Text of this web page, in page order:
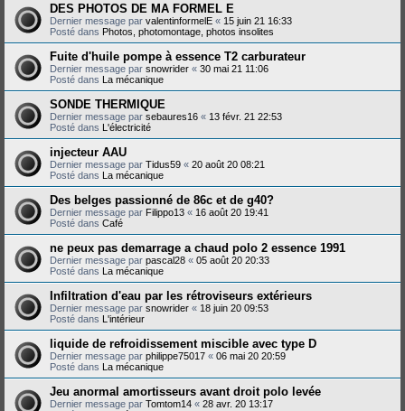
DES PHOTOS DE MA FORMEL E
Dernier message par valentinformelE « 15 juin 21 16:33
Posté dans Photos, photomontage, photos insolites
Fuite d'huile pompe à essence T2 carburateur
Dernier message par snowrider « 30 mai 21 11:06
Posté dans La mécanique
SONDE THERMIQUE
Dernier message par sebaures16 « 13 févr. 21 22:53
Posté dans L'électricité
injecteur AAU
Dernier message par Tidus59 « 20 août 20 08:21
Posté dans La mécanique
Des belges passionné de 86c et de g40?
Dernier message par Filippo13 « 16 août 20 19:41
Posté dans Café
ne peux pas demarrage a chaud polo 2 essence 1991
Dernier message par pascal28 « 05 août 20 20:33
Posté dans La mécanique
Infiltration d'eau par les rétroviseurs extérieurs
Dernier message par snowrider « 18 juin 20 09:53
Posté dans L'intérieur
liquide de refroidissement miscible avec type D
Dernier message par philippe75017 « 06 mai 20 20:59
Posté dans La mécanique
Jeu anormal amortisseurs avant droit polo levée
Dernier message par Tomtom14 « 28 avr. 20 13:17